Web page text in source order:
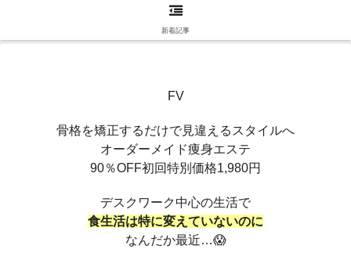
FV
骨格を矯正するだけで見違えるスタイルへ
オーダーメイド痩身エステ
90％OFF初回特別価格1,980円
デスクワーク中心の生活で
食生活は特に変えていないのに
なんだか最近…😱
新着記事